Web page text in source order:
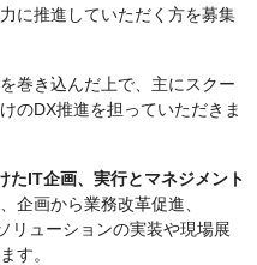
に推進していただく方を募集
巻き込んだ上で、主にスクー
のDX推進を担っていただきま
たIT企画、実行とマネジメント
企画から業務改革促進、
リューションの実装や現場展
す。